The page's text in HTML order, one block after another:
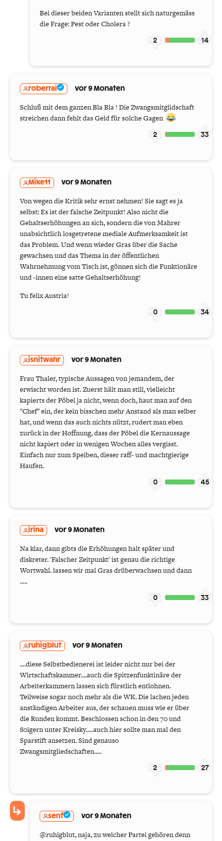
Bei dieser beiden Varianten stellt sich naturgemäss
die Frage: Pest oder Cholera ?
2 14
roberrai vor 9 Monaten
Schluß mit dem ganzen Bla Bla ! Die Zwangsmitglidschaft
streichen dann fehlt das Geld für solche Gagen
2 33
Mike11 vor 9 Monaten
Von wegen die Kritik sehr ernst nehmen! Sie sagt es ja
selbst: Es ist der falsche Zeitpunkt! Also nicht die
Gehaltserhöhungen an sich, sondern die von Mahrer
unabsichtlich losgetretene mediale Aufmerksamkeit ist
das Problem. Und wenn wieder Gras über die Sache
gewachsen und das Thema in der öffentlichen
Wahrnehmung vom Tisch ist, gönnen sich die Funktionäre
und -innen eine satte Gehaltserhöhung!
Tu felix Austria!
0 34
isnitwahr vor 9 Monaten
Frau Thaler, typische Aussagen von jemandem, der
erwischt worden ist. Zuerst hält man still, vielleicht
kapierts der Pöbel ja nicht, wenn doch, haut man auf den
"Chef" ein, der kein bisschen mehr Anstand als man selber
hat, und wenn das auch nichts nützt, rudert man eben
zurück in der Hoffnung, dass der Pöbel die Kernaussage
nicht kapiert oder in wenigen Wochen alles vergisst.
Einfach nur zum Speiben, dieser raff- und machtgierige
Haufen.
0 45
irina vor 9 Monaten
Na klar, dann gibts die Erhöhungen halt später und
diskreter. 'Falscher Zeitpunkt' ist genau die richtige
Wortwahl. lassen wir mal Gras drüberwachsen und dann
.....
0 33
ruhigblut vor 9 Monaten
....diese Selbstbedienerei ist leider nicht nur bei der
Wirtschaftskammer....auch die Spitzenfunktinäre der
Arbeiterkammern lassen sich fürstlich entlohnen.
Teilweise sogar noch mehr als die WK. Die lachen jeden
anständigen Arbeiter aus, der schauen muss wie er über
die Runden kommt. Beschlossen schon in den 70 und
80igern unter Kreisky.....auch hier sollte man mal den
Sparstift ansetzen. Sind genauso
Zwangsmitgliedschaften.....
2 27
senf vor 9 Monaten
@ruhigblut, naja, zu welcher Partei gehören denn